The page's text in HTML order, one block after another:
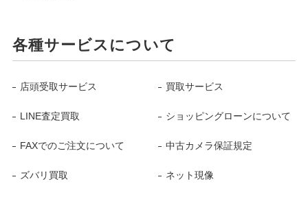
各種サービスについて
店頭受取サービス 買取サービス
LINE査定買取 ショッピングローンについて
FAXでのご注文について 中古カメラ保証規定
ズバリ買取 ネット現像